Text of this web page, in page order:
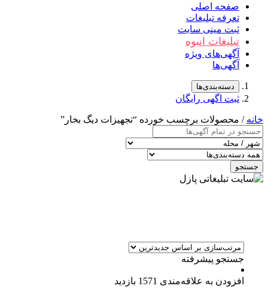
صفحه اصلی
تعرفه تبلیغات
ثبت مینی سایت
تبلیغات انبوه
آگهی‌های ویژه
آگهی‌ها
دسته‌بندی‌ها
ثبت اگهی رایگان
خانه / محصولات برچسب خورده “تجهیزات دیگ بخار”
جستجو
جستجو پیشرفته
افزودن به علاقه‌مندی 1571 بازدید